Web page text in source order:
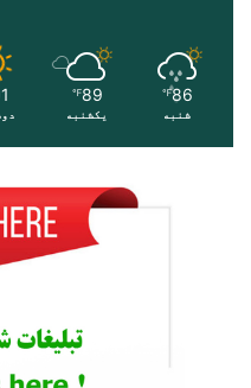
86
℉
شنبه
89
℉
یکشنبه